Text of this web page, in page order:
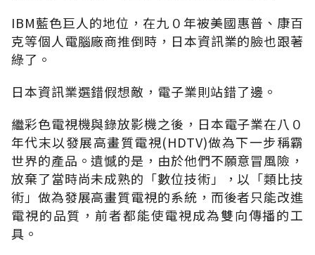
IBM藍色巨人的地位，在九０年被美國惠普、康百
克等個人電腦廠商推倒時，日本資訊業的臉也跟著
綠了。
日本資訊業選錯假想敵，電子業則站錯了邊。
繼彩色電視機與錄放影機之後，日本電子業在八０
年代末以發展高畫質電視(HDTV)做為下一步稱霸
世界的產品。遺憾的是，由於他們不願意冒風險，
放棄了當時尚未成熟的「數位技術」，以「類比技
術」做為發展高畫質電視的系統，而後者只能改進
電視的品質，前者都能使電視成為雙向傳播的工
具。